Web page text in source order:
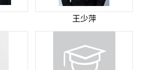
王少萍